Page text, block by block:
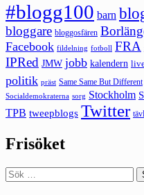
#blogg100 barn
bloggare bloggosfären
Facebook fildelning fotboll FRA
IPRed JMW jobb kalendern
politik präst Same Same But Different
Socialdemokraterna sorg Stockholm
TPB tweepblogs Twitter
Frisöket
Sök
efter: